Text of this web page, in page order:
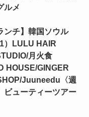
ルメ
ンチ】韓国ソウル
）LULU HAIR
月火食
HOUSE/GINGER
Juuneedu〈週
ビューティーツアー